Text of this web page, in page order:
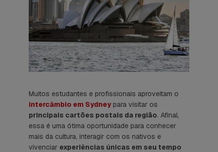
Muitos estudantes e profissionais aproveitam o
intercâmbio em Sydney para visitar os
principais cartões postais da região. Afinal,
essa é uma ótima oportunidade para conhecer
mais da cultura, interagir com os nativos e
vivenciar experiências únicas em seu tempo